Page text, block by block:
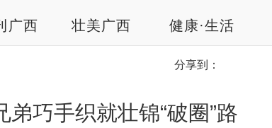
广西 壮美广西 健康·生活
分享到：
巧手织就壮锦“破圈”路